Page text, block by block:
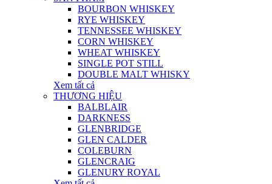
BOURBON WHISKEY
RYE WHISKEY
TENNESSEE WHISKEY
CORN WHISKEY
WHEAT WHISKEY
SINGLE POT STILL
DOUBLE MALT WHISKY
Xem tất cả
THƯƠNG HIỆU
BALBLAIR
DARKNESS
GLENBRIDGE
GLEN CALDER
COLEBURN
GLENCRAIG
GLENURY ROYAL